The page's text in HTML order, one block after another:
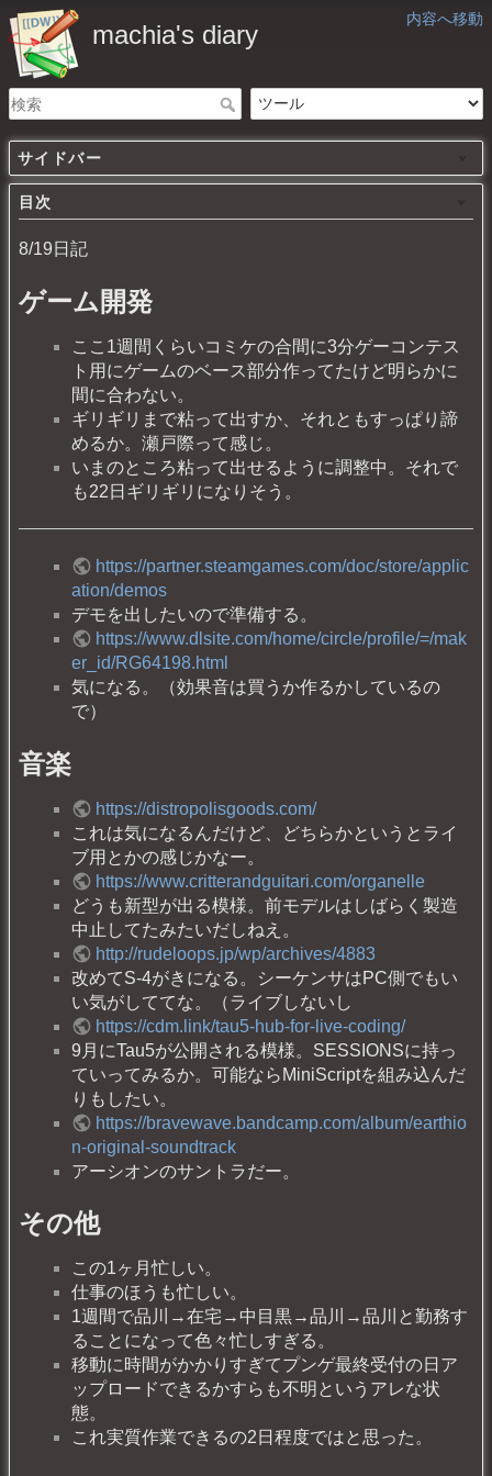
内容へ移動
machia's diary
サイドバー
目次
8/19日記
ゲーム開発
ここ1週間くらいコミケの合間に3分ゲーコンテス
ト用にゲームのベース部分作ってたけど明らかに
間に合わない。
ギリギリまで粘って出すか、それともすっぱり諦
めるか。瀬戸際って感じ。
いまのところ粘って出せるように調整中。それで
も22日ギリギリになりそう。
https://partner.steamgames.com/doc/store/applic
ation/demos
デモを出したいので準備する。
https://www.dlsite.com/home/circle/profile/=/mak
er_id/RG64198.html
気になる。（効果音は買うか作るかしているの
で）
音楽
https://distropolisgoods.com/
これは気になるんだけど、どちらかというとライ
ブ用とかの感じかなー。
https://www.critterandguitari.com/organelle
どうも新型が出る模様。前モデルはしばらく製造
中止してたみたいだしねえ。
http://rudeloops.jp/wp/archives/4883
改めてS-4がきになる。シーケンサはPC側でもい
い気がしててな。（ライブしないし
https://cdm.link/tau5-hub-for-live-coding/
9月にTau5が公開される模様。SESSIONSに持っ
ていってみるか。可能ならMiniScriptを組み込んだ
りもしたい。
https://bravewave.bandcamp.com/album/earthio
n-original-soundtrack
アーシオンのサントラだー。
その他
この1ヶ月忙しい。
仕事のほうも忙しい。
1週間で品川→在宅→中目黒→品川→品川と勤務す
ることになって色々忙しすぎる。
移動に時間がかかりすぎてプンゲ最終受付の日ア
ップロードできるかすらも不明というアレな状
態。
これ実質作業できるの2日程度ではと思った。